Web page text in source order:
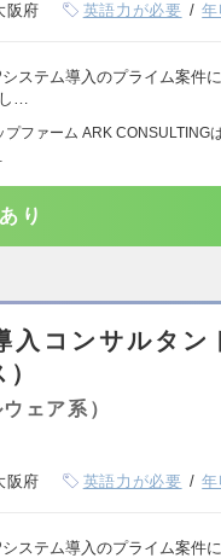
阪府 英語力が必要
ステム導入のプライム案件
…
プファーム ARK CONSULTING
り
入コンサルタ
ェア系）
阪府 英語力が必要
ステム導入のプライム案件